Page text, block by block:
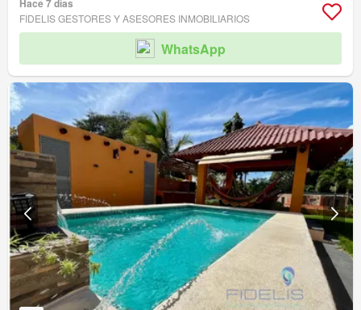
Hace 7 días
FIDELIS GESTORES Y ASESORES INMOBILIARIOS
WhatsApp